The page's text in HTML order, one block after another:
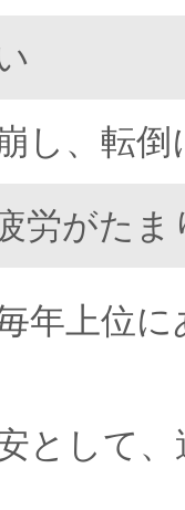
し、転
労がたま
年上位
として